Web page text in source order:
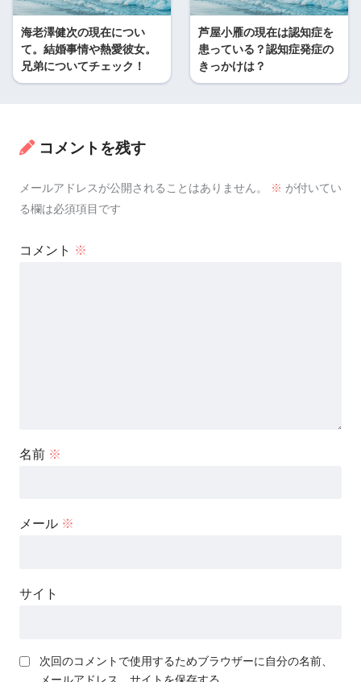
海老澤健次の現在につい
て。結婚事情や熱愛彼女。
兄弟についてチェック！
芦屋小雁の現在は認知症を
患っている？認知症発症の
きっかけは？
コメントを残す
メールアドレスが公開されることはありません。 ※ が付いてい
る欄は必須項目です
コメント ※
名前 ※
メール ※
サイト
次回のコメントで使用するためブラウザーに自分の名前、
メールアドレス、サイトを保存する。